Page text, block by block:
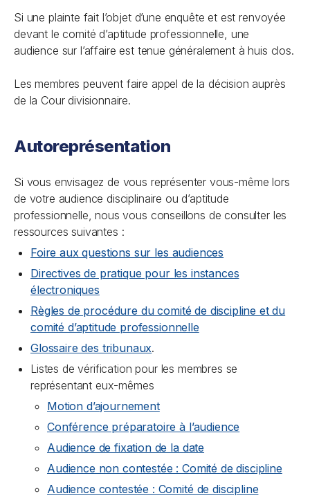
Si une plainte fait l’objet d’une enquête et est renvoyée
devant le comité d’aptitude professionnelle, une
audience sur l’affaire est tenue généralement à huis clos.
Les membres peuvent faire appel de la décision auprès
de la Cour divisionnaire.
Autoreprésentation
Si vous envisagez de vous représenter vous-même lors
de votre audience disciplinaire ou d’aptitude
professionnelle, nous vous conseillons de consulter les
ressources suivantes :
Foire aux questions sur les audiences
Directives de pratique pour les instances
électroniques
Règles de procédure du comité de discipline et du
comité d’aptitude professionnelle
Glossaire des tribunaux.
Listes de vérification pour les membres se
représentant eux-mêmes
Motion d’ajournement
Conférence préparatoire à lʼaudience
Audience de fixation de la date
Audience non contestée : Comité de discipline
Audience contestée : Comité de discipline